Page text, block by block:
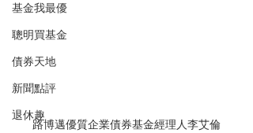
基金我最優
聰明買基金
債券天地
新聞點評
退休趣
路博邁優質企業債券基金經理人李艾倫